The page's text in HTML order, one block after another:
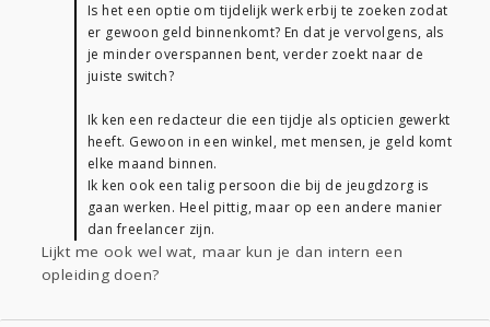
Is het een optie om tijdelijk werk erbij te zoeken zodat
er gewoon geld binnenkomt? En dat je vervolgens, als
je minder overspannen bent, verder zoekt naar de
juiste switch?
Ik ken een redacteur die een tijdje als opticien gewerkt
heeft. Gewoon in een winkel, met mensen, je geld komt
elke maand binnen.
Ik ken ook een talig persoon die bij de jeugdzorg is
gaan werken. Heel pittig, maar op een andere manier
dan freelancer zijn.
Lijkt me ook wel wat, maar kun je dan intern een
opleiding doen?